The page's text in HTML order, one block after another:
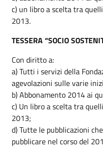
c) un libro a scelta tra
2013.
TESSERA “SOCIO
Con diritto a:
a) Tutti i servizi della
agevolazioni sulle varie
b) Abbonamento 2014 ai
c) Un libro a scelta tra
2013;
d) Tutte le pubblicazioni
pubblicare nel corso del